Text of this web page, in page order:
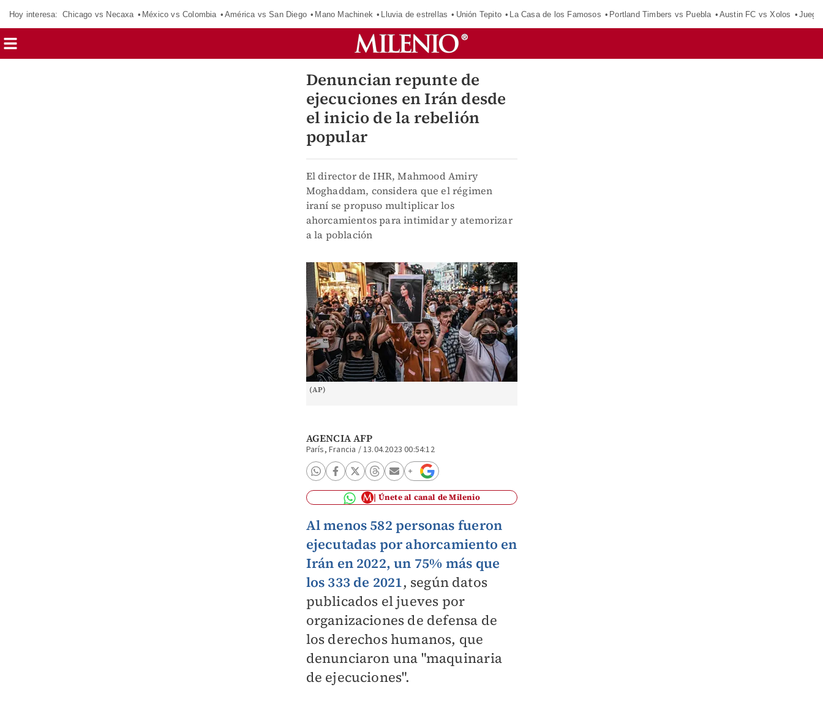
Hoy interesa: Chicago vs Necaxa México vs Colombia América vs San Diego Mano Machinek Lluvia de estrellas Unión Tepito La Casa de los Famosos Portland Timbers vs Puebla Austin FC vs Xolos
Denuncian repunte de
ejecuciones en Irán desde
el inicio de la rebelión
popular
El director de IHR, Mahmood Amiry
Moghaddam, considera que el régimen
iraní se propuso multiplicar los
ahorcamientos para intimidar y atemorizar
a la población
(AP)
AGENCIA AFP
París, Francia /13.04.2023 00:54:12
Únete al canal de Milenio
Al menos 582 personas fueron
ejecutadas por ahorcamiento en
Irán en 2022, un 75% más que
los 333 de 2021, según datos
publicados el jueves por
organizaciones de defensa de
los derechos humanos, que
denunciaron una "maquinaria
de ejecuciones".